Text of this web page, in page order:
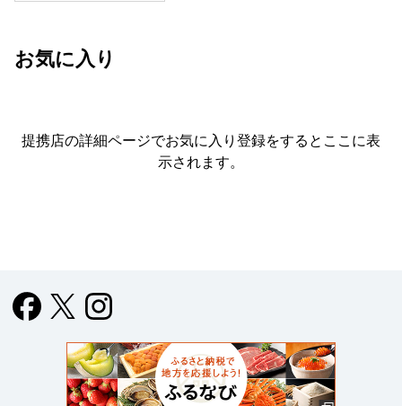
お気に入り
提携店の詳細ページでお気に入り登録をすると ここに表
示されます。